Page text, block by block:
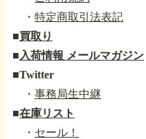
・ 特定商取引法表記
■買取り
■ 入荷情報 メールマガジン
■Twitter
・ 事務局生中継
■在庫リスト
・ セール！